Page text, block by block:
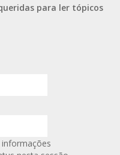
para ler tópicos